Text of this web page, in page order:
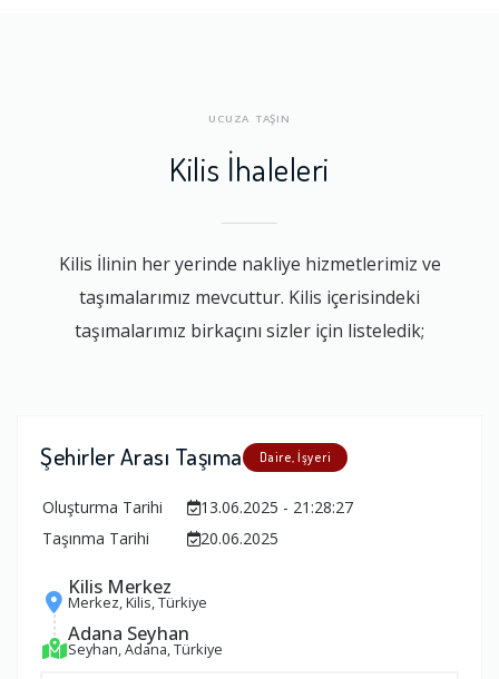
UCUZA TAŞIN
Kilis İhaleleri
Kilis İlinin her yerinde nakliye hizmetlerimiz ve
taşımalarımız mevcuttur. Kilis içerisindeki
taşımalarımız birkaçını sizler için listeledik;
Şehirler Arası Taşıma Daire, İşyeri
Oluşturma Tarihi
13.06.2025 - 21:28:27
Taşınma Tarihi
20.06.2025
Kilis Merkez
Merkez, Kilis, Türkiye
Adana Seyhan
Seyhan, Adana, Türkiye